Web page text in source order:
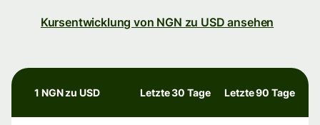
Kursentwicklung von NGN zu USD ansehen
1 NGN zu USD Letzte 30 Tage Letzte 90 Tage